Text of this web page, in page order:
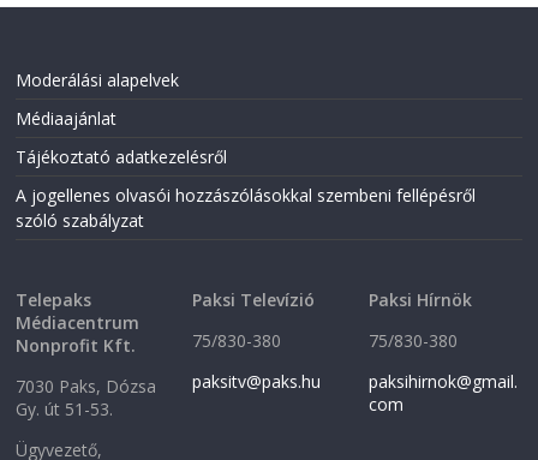
Moderálási alapelvek
Médiaajánlat
Tájékoztató adatkezelésről
A jogellenes olvasói hozzászólásokkal szembeni fellépésről
szóló szabályzat
Telepaks
Médiacentrum
Nonprofit Kft.
7030 Paks, Dózsa
Gy. út 51-53.
Ügyvezető,
Paksi Televízió
75/830-380
paksitv@paks.hu
Paksi Hírnök
75/830-380
paksihirnok@gmail.
com